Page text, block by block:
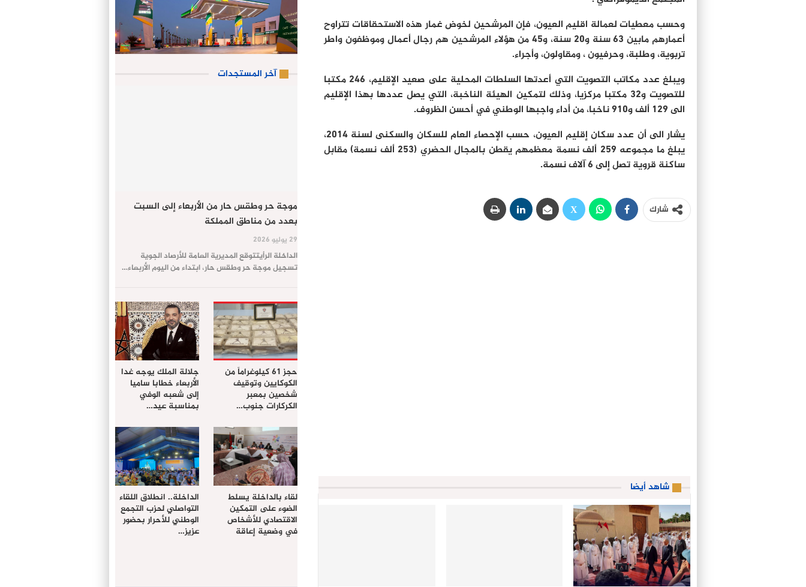
وحسب معطيات لعمالة اقليم العيون، فإن المرشحين لخوض غمار هذه الاستحقاقات تتراوح
أعمارهم مابين 63 سنة و20 سنة، و45 من هؤلاء المرشحين هم رجال أعمال وموظفون واطر
تربوية، وطلبة، وحرفيون ، ومقاولون، وأجراء.
ويبلغ عدد مكاتب التصويت التي أعدتها السلطات المحلية على صعيد الإقليم، 246 مكتبا
للتصويت و32 مكتبا مركزيا، وذلك لتمكين الهيئة الناخبة، التي يصل عددها بهذا الإقليم
الى 129 ألف و910 ناخبا، من أداء واجبها الوطني في أحسن الظروف.
يشار الى أن عدد سكان إقليم العيون، حسب الإحصاء العام للسكان والسكنى لسنة 2014،
يبلغ ما مجموعه 259 ألف نسمة معظمهم يقطن بالمجال الحضري (253 ألف نسمة) مقابل
ساكنة قروية تصل إلى 6 آلاف نسمة.
شارك
شاهد أيضا
آخر المستجدات
موجة حر وطقس حار من الأربعاء إلى السبت
بعدد من مناطق المملكة
29 يوليو 2026
الداخلة الرأيتتوقع المديرية العامة للأرصاد الجوية
تسجيل موجة حر وطقس حار، ابتداء من اليوم الأربعاء…
حجز 61 كيلوغراماً من
الكوكايين وتوقيف
شخصين بمعبر
الكركارات جنوب…
جلالة الملك يوجه غدا
الأربعاء خطابا ساميا
إلى شعبه الوفي
بمناسبة عيد…
لقاء بالداخلة يسلط
الضوء على التمكين
الاقتصادي للأشخاص
في وضعية إعاقة
الداخلة.. انطلاق اللقاء
التواصلي لحزب التجمع
الوطني للأحرار بحضور
عزيز…